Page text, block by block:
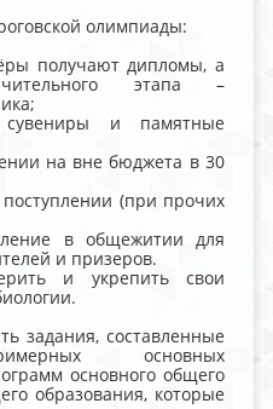
олимпиады:
получают дипломы, а
этапа –
и памятные
на вне бюджета в 30
(при прочих
в общежитии для
и призеров.
и укрепить свои
задания, составленные
основных
основного общего
образования, которые